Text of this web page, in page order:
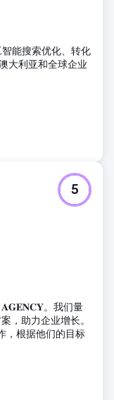
能搜索优化、转化
大利亚和全球企业
5
。我们量
，助力企业增长。
，根据他们的目标